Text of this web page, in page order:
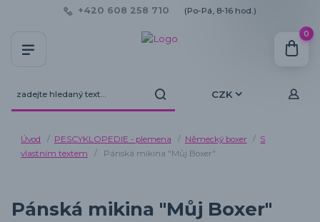
CZK
+420 608 258 710 (Po-Pá, 8-16 hod.)
0
Úvod PESCYKLOPEDIE - plemena Německý boxer
S
vlastním textem
Pánská mikina "Můj Boxer"
Pánská mikina "Můj Boxer"